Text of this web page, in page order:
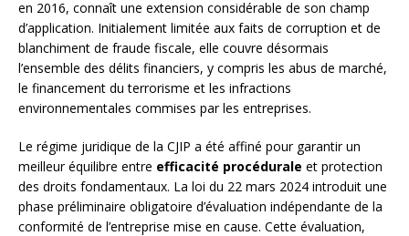
en 2016, connaît une extension considérable de son champ
d’application. Initialement limitée aux faits de corruption et de
blanchiment de fraude fiscale, elle couvre désormais
l’ensemble des délits financiers, y compris les abus de marché,
le financement du terrorisme et les infractions
environnementales commises par les entreprises.
Le régime juridique de la CJIP a été affiné pour garantir un
meilleur équilibre entre efficacité procédurale et protection
des droits fondamentaux. La loi du 22 mars 2024 introduit une
phase préliminaire obligatoire d’évaluation indépendante de la
conformité de l’entreprise mise en cause. Cette évaluation,